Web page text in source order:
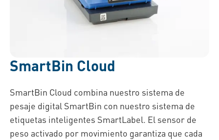
SmartBin Cloud
SmartBin Cloud combina nuestro sistema de
pesaje digital SmartBin con nuestro sistema de
etiquetas inteligentes SmartLabel. El sensor de
peso activado por movimiento garantiza que cada